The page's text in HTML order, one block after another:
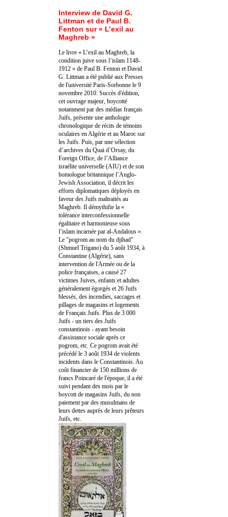
Interview de David G.
Littman et de Paul B.
Fenton sur « L’exil au
Maghreb »
Le livre « L’exil au Maghreb, la
condition juive sous l’islam 1148-
1912 » de Paul B. Fenton et David
G. Littman a été publié aux Presses
de l'université Paris-Sorbonne le 9
novembre 2010. Succès d'édition,
cet ouvrage majeur, boycotté
notamment par des médias français
Juifs, présente une anthologie
chronologique de récits de témoins
oculaires en Algérie et au Maroc sur
les Juifs. Puis, par une sélection
d’archives du Quai d’Orsay, du
Foreign Office, de l’Alliance
israélite universelle (AIU) et de son
homologue britannique l’Anglo-
Jewish Association, il décrit les
efforts diplomatiques déployés en
faveur des Juifs maltraités au
Maghreb. Il démythifie la «
tolérance interconfessionnelle
égalitaire et harmonieuse sous
l’islam incarnée par al-Andalous ».
Le "pogrom au nom du djihad"
(Shmuel Trigano) du 5 août 1934, à
Constantine (Algérie), sans
intervention de l'Armée ou de la
police françaises, a causé 27
victimes Juives, enfants et adultes
généralement égorgés et 26 Juifs
blessés, des incendies, saccages et
pillages de magasins et logements
de Français Juifs. Plus de 3 000
Juifs - un tiers des Juifs
constantinois - ayant besoin
d'assistance sociale après ce
pogrom, etc. Ce pogrom avait été
précédé le 3 août 1934 de violents
incidents dans le Constantinois. Au
coût financier de 150 millions de
francs Poincaré de l'époque, il a été
suivi pendant des mois par le
boycott de magasins Juifs, du non
paiement par des musulmans de
leurs dettes auprès de leurs prêteurs
Juifs, etc.